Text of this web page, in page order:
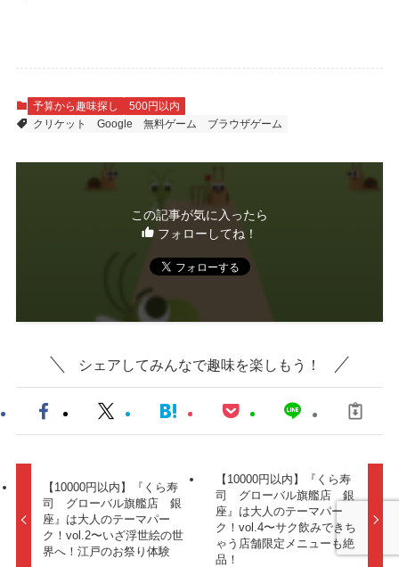
予算から趣味探し
500円以内
クリケット
Google 無料ゲーム ブラウザゲーム
この記事が気に入ったら
フォローしてね！
シェアしてみんなで趣味を楽しもう！
【10000円以内】『くら寿
司 グローバル旗艦店 銀
座』は大人のテーマパー
ク！vol.2〜いざ浮世絵の世
界へ！江戸のお祭り体験
【10000円以内】『くら寿
司 グローバル旗艦店 銀
座』は大人のテーマパー
ク！vol.4〜サク飲みできち
ゃう店舗限定メニューも絶
品！